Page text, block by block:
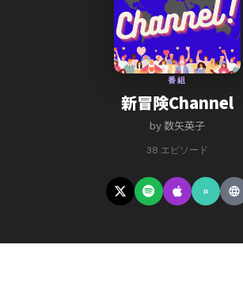
番組
新冒険Channel
by 数矢英子
38 エピソード
n